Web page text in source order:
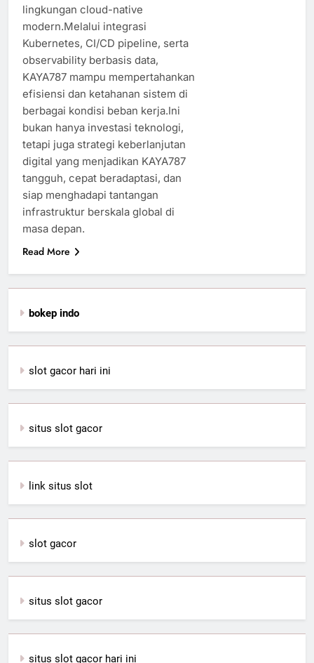
lingkungan cloud-native
modern.Melalui integrasi
Kubernetes, CI/CD pipeline, serta
observability berbasis data,
KAYA787 mampu mempertahankan
efisiensi dan ketahanan sistem di
berbagai kondisi beban kerja.Ini
bukan hanya investasi teknologi,
tetapi juga strategi keberlanjutan
digital yang menjadikan KAYA787
tangguh, cepat beradaptasi, dan
siap menghadapi tantangan
infrastruktur berskala global di
masa depan.
Read More
bokep indo
slot gacor hari ini
situs slot gacor
link situs slot
slot gacor
situs slot gacor
situs slot gacor hari ini